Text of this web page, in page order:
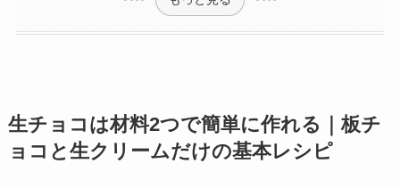
生チョコは材料2つで簡単に作れる｜板チ
ョコと生クリームだけの基本レシピ